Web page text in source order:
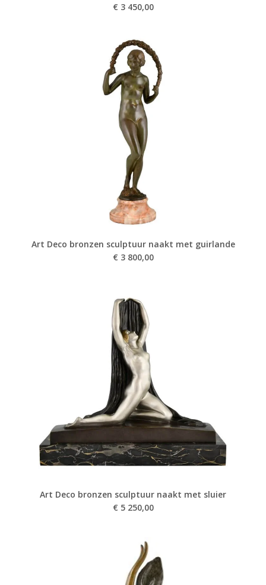
€ 3 450,00
Art Deco bronzen sculptuur naakt met guirlande
€ 3 800,00
Art Deco bronzen sculptuur naakt met sluier
€ 5 250,00